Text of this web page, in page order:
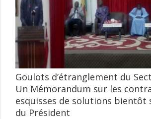
Goulots d’étranglement du
Un Mémorandum sur les
esquisses de solutions bientôt
du Président